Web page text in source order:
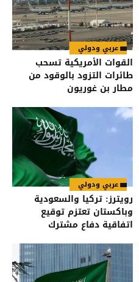
عربي ودولي
القوات الأمريكية تسحب
طائرات التزود بالوقود من
مطار بن غوريون
عربي ودولي
رويترز: تركيا والسعودية
وباكستان تعتزم توقيع
اتفاقية دفاع مشترك